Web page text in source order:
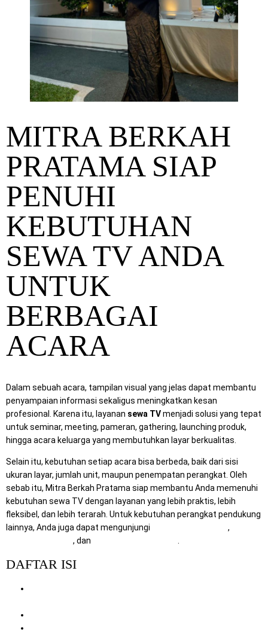
MITRA BERKAH
PRATAMA SIAP
PENUHI
KEBUTUHAN
SEWA TV ANDA
UNTUK
BERBAGAI
ACARA
Dalam sebuah acara, tampilan visual yang jelas dapat membantu
penyampaian informasi sekaligus meningkatkan kesan
profesional. Karena itu, layanan sewa TVmenjadi solusi yang tepat
untuk seminar, meeting, pameran, gathering, launching produk,
hingga acara keluarga yang membutuhkan layar berkualitas.
Selain itu, kebutuhan setiap acara bisa berbeda, baik dari sisi
ukuran layar, jumlah unit, maupun penempatan perangkat. Oleh
sebab itu, Mitra Berkah Pratama siap membantu Anda memenuhi
kebutuhan sewa TV dengan layanan yang lebih praktis, lebih
fleksibel, dan lebih terarah. Untuk kebutuhan perangkat pendukung
lainnya, Anda juga dapat mengunjungi
,
, dan
DAFTAR ISI